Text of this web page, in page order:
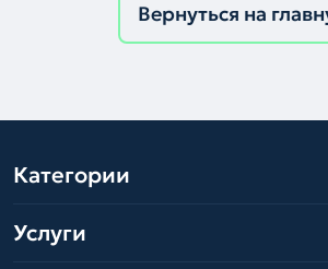
Вернуться на
Категории
Услуги